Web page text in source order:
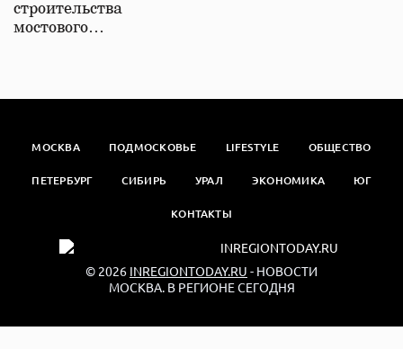
строительства
мостового…
МОСКВА ПОДМОСКОВЬЕ LIFESTYLE ОБЩЕСТВО
ПЕТЕРБУРГ СИБИРЬ УРАЛ ЭКОНОМИКА ЮГ
КОНТАКТЫ
© 2026 INREGIONTODAY.RU - НОВОСТИ
МОСКВА. В РЕГИОНЕ СЕГОДНЯ